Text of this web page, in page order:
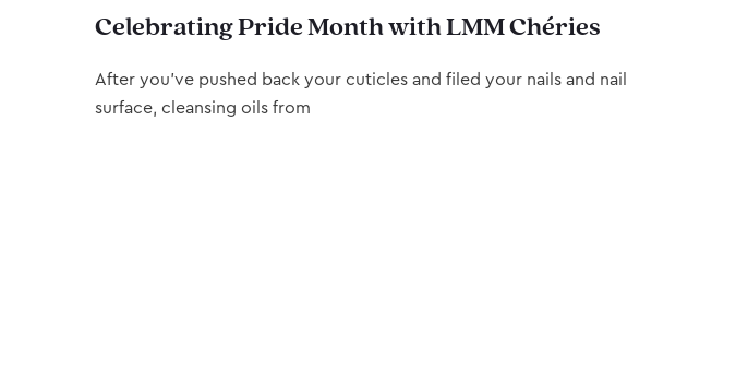
Celebrating Pride Month with LMM Chéries
After you’ve pushed back your cuticles and filed your nails and nail
surface, cleansing oils from